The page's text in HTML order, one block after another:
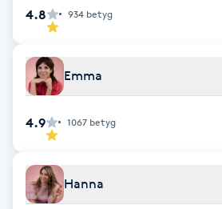
Damklippning
Diamantslipning
4.8 934 betyg
Emma
4.9 1067 betyg
Hanna